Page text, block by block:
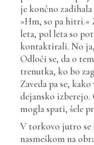
je končno
»Hm, so pa hitri.«
leta, pol leta so
kontaktirali. No
Odloči se, da o
trenutka, ko bo
Zaveda pa se,
dejansko
mogla spati, šele
V torkovo jutro se
nasmeškom na